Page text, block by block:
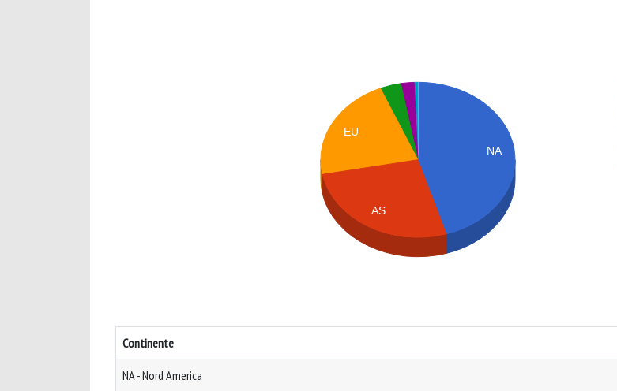
NA
EU
AS
Continente
NA - Nord America